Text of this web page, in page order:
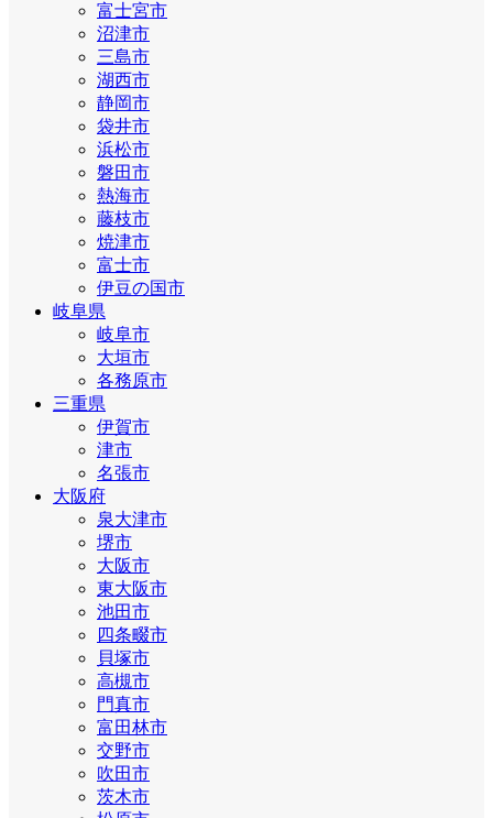
富士宮市
沼津市
三島市
湖西市
静岡市
袋井市
浜松市
磐田市
熱海市
藤枝市
焼津市
富士市
伊豆の国市
岐阜県
岐阜市
大垣市
各務原市
三重県
伊賀市
津市
名張市
大阪府
泉大津市
堺市
大阪市
東大阪市
池田市
四条畷市
貝塚市
高槻市
門真市
富田林市
交野市
吹田市
茨木市